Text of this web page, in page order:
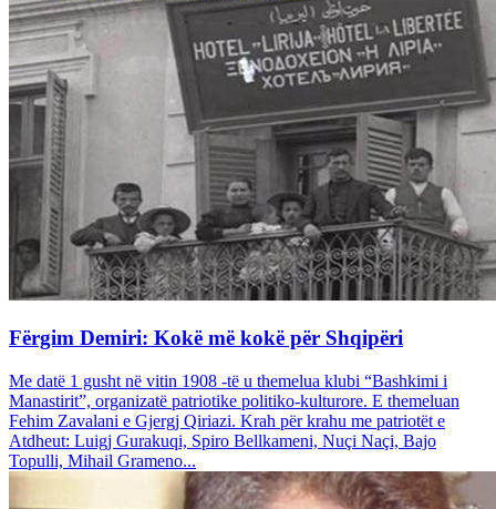
Fërgim Demiri: Kokë më kokë për Shqipëri
Me datë 1 gusht në vitin 1908 -të u themelua klubi “Bashkimi i
Manastirit”, organizatë patriotike politiko-kulturore. E themeluan
Fehim Zavalani e Gjergj Qiriazi. Krah për krahu me patriotët e
Atdheut: Luigj Gurakuqi, Spiro Bellkameni, Nuçi Naçi, Bajo
Topulli, Mihail Grameno...